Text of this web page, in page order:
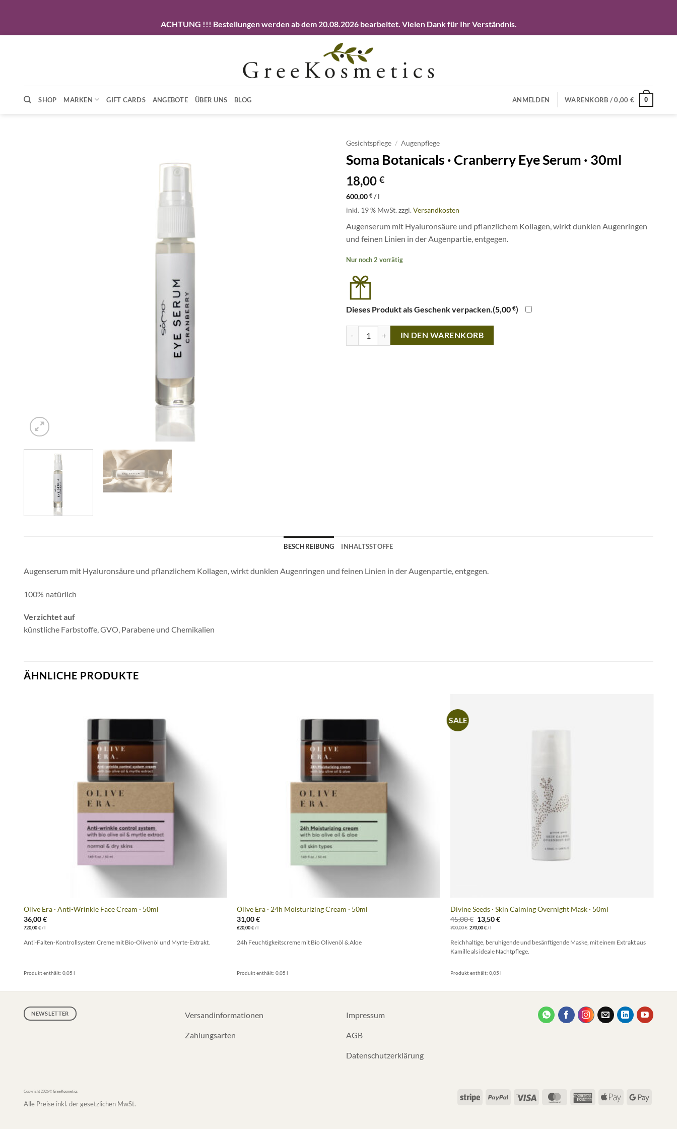
ACHTUNG !!! Bestellungen werden ab dem 20.08.2026 bearbeitet. Vielen Dank für Ihr Verständnis.
SHOP MARKEN GIFT CARDS ANGEBOTE ÜBER UNS BLOG ANMELDEN WARENKORB /0,00 € 0
Gesichtspflege / Augenpflege
Soma Botanicals · Cranberry Eye Serum · 30ml
18,00 €
600,00 € /l
inkl. 19 % MwSt.zzgl.Versandkosten
Augenserum mit Hyaluronsäure und pflanzlichem Kollagen, wirkt dunklen Augenringen
und feinen Linien in der Augenpartie, entgegen.
Nur noch 2 vorrätig
Dieses Produkt als Geschenk verpacken.(5,00 €)
Soma Botanicals · Cranberry Eye Serum · 30ml Menge
IN DEN WARENKORB
BESCHREIBUNG INHALTSSTOFFE
Augenserum mit Hyaluronsäure und pflanzlichem Kollagen, wirkt dunklen Augenringen und feinen Linien in der Augenpartie, entgegen.
100% natürlich
Verzichtet auf
künstliche Farbstoffe, GVO, Parabene und Chemikalien
ÄHNLICHE PRODUKTE
Olive Era · Anti-Wrinkle Face Cream · 50ml
36,00€
720,00€/l
Anti-Falten-Kontrollsystem Creme mit Bio-Olivenöl und Myrte-Extrakt.
Produkt enthält: 0,05 l
Olive Era · 24h Moisturizing Cream · 50ml
31,00€
620,00€/l
24h Feuchtigkeitscreme mit Bio Olivenöl & Aloe
Produkt enthält: 0,05l
SALE
Divine Seeds · Skin Calming Overnight Mask · 50ml
45,00€ Ursprünglicher
Preis
war:
45,00 €
13,50€Aktueller
13,50 €.
900,00€ 270,00€/l
Reichhaltige, beruhigende und besänftigende Maske, mit einem Extrakt aus
Kamille als ideale Nachtpflege.
Produkt enthält: 0,05 l
NEWSLETTER Versandinformationen
Zahlungsarten
Impressum
AGB
Datenschutzerklärung
Stripe PayPal Visa MasterCardAmericanApple
Google
Copyright 2026 ©GreeKosmetics
Alle Preise inkl. der gesetzlichen MwSt.